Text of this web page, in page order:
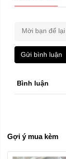
Gửi bình luận
Bình luận
Gợi ý mua kèm